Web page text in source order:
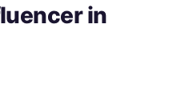
in